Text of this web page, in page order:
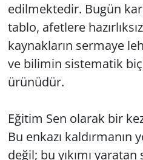
edilmektedir. Bugün
tablo, afetlere
kaynakların sermaye
ve bilimin sistematik
ürünüdür.
Eğitim Sen olarak bir
Bu enkazı kaldırmanın
değil; bu yıkımı